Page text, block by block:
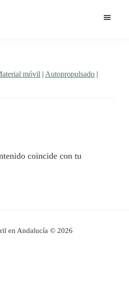
móvil | Autopropulsado |
coincide con tu
en Andalucía © 2026